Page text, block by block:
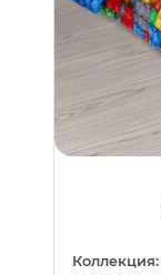
Коллекция: